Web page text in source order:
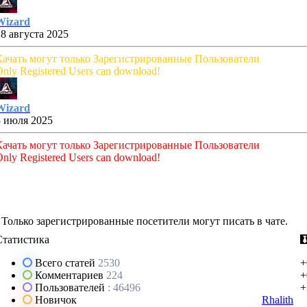
августа 2025
могут только Зарегистрированные Пользователи
Registered Users can download!
июля 2025
могут только Зарегистрированные Пользователи
Registered Users can download!
Только зарегистрированные посетители могут писать в чате.
Всего статей 2530
Комментариев 224
Пользователей : 46496
Новичок
Rhalith